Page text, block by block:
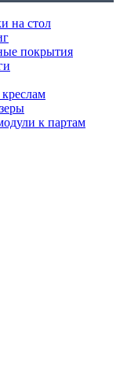
на стол
покрытия
к партам